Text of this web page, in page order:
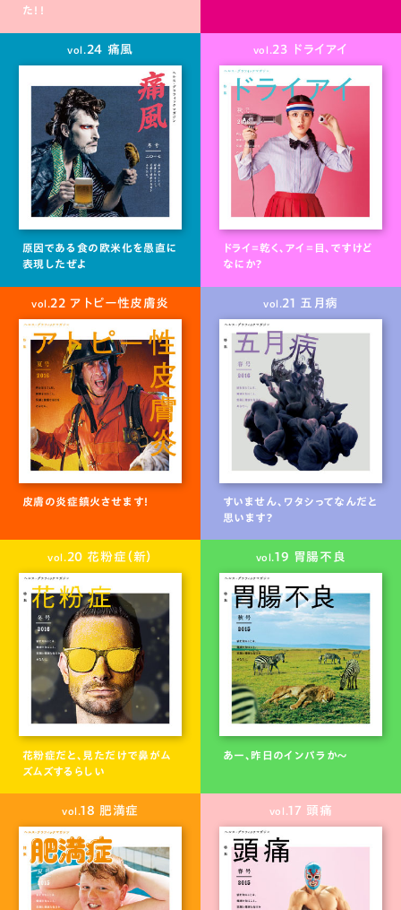
た！！
vol.24 痛風
原因である食の欧米化を愚直に
表現したぜよ
vol.23 ドライアイ
ドライ＝乾く、アイ＝目、ですけど
なにか？
vol.22 アトピー性皮膚炎
皮膚の炎症鎮火させます！
vol.21 五月病
すいません、ワタシってなんだと
思います？
vol. 20 花粉症（新）
花粉症だと、見ただけで鼻がム
ズムズするらしい
vol.19 胃腸不良
あー、昨日のインパラか～
vol.18 肥満症 vol. 17 頭痛